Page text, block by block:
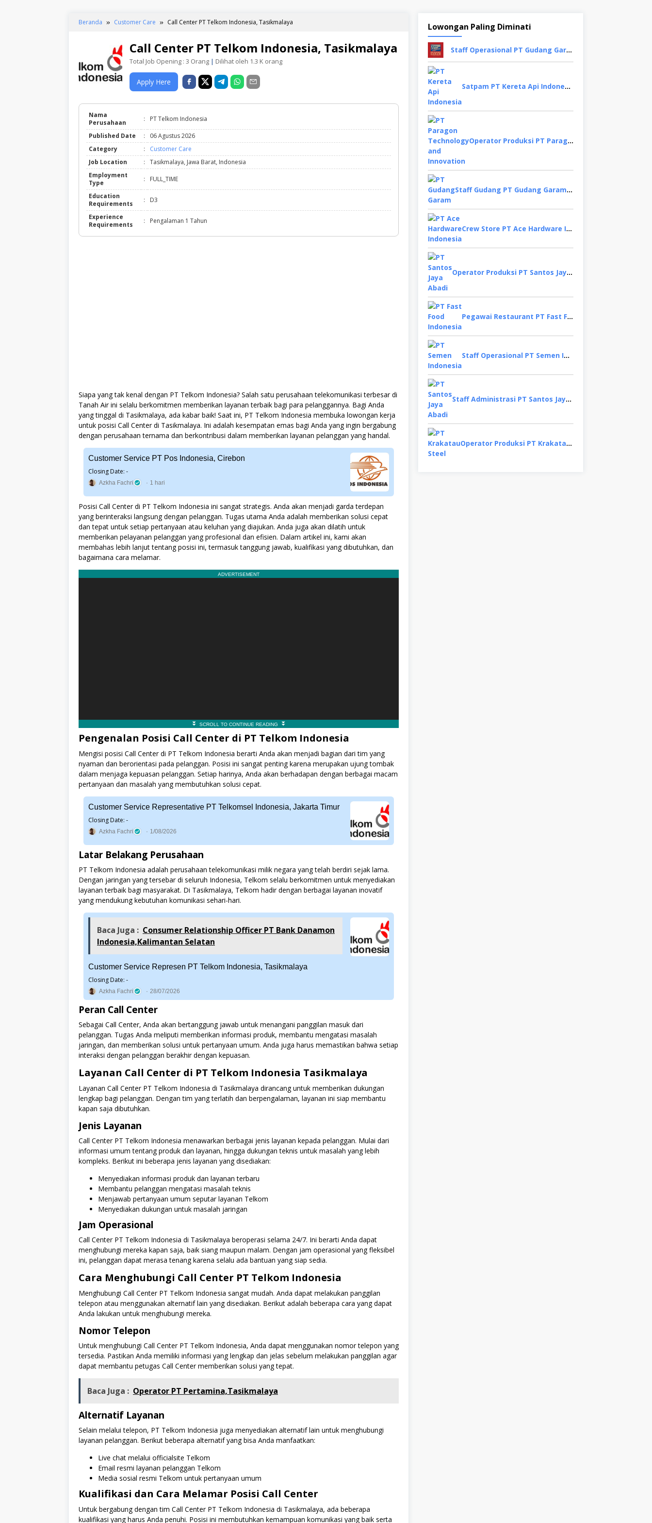
Beranda Customer Care Call Center PT Telkom Indonesia, Tasikmalaya
Call Center PT Telkom Indonesia, Tasikmalaya
Total Job Opening : 3 Orang | Dilihat oleh 1.3 K orang
Apply Here
Nama
Perusahaan
: PT Telkom Indonesia
Published Date :
06 Agustus 2026
Category
:
Customer Care
Job Location
:
Tasikmalaya, Jawa Barat, Indonesia
Employment
Type
: FULL_TIME
Education
Requirements
: D3
Experience
Requirements
: Pengalaman 1 Tahun
Siapa yang tak kenal dengan PT Telkom Indonesia? Salah satu perusahaan telekomunikasi terbesar di
Tanah Air ini selalu berkomitmen memberikan layanan terbaik bagi para pelanggannya. Bagi Anda
yang tinggal di Tasikmalaya, ada kabar baik! Saat ini, PT Telkom Indonesia membuka lowongan kerja
untuk posisi Call Center di Tasikmalaya. Ini adalah kesempatan emas bagi Anda yang ingin bergabung
dengan perusahaan ternama dan berkontribusi dalam memberikan layanan pelanggan yang handal.
Customer Service PT Pos Indonesia, Cirebon
Closing Date: -
Azkha Fachri 1 hari
Posisi Call Center di PT Telkom Indonesia ini sangat strategis. Anda akan menjadi garda terdepan
yang berinteraksi langsung dengan pelanggan. Tugas utama Anda adalah memberikan solusi cepat
dan tepat untuk setiap pertanyaan atau keluhan yang diajukan. Anda juga akan dilatih untuk
memberikan pelayanan pelanggan yang profesional dan efisien. Dalam artikel ini, kami akan
membahas lebih lanjut tentang posisi ini, termasuk tanggung jawab, kualifikasi yang dibutuhkan, dan
bagaimana cara melamar.
Pengenalan Posisi Call Center di PT Telkom Indonesia
Mengisi posisi Call Center di PT Telkom Indonesia berarti Anda akan menjadi bagian dari tim yang
nyaman dan berorientasi pada pelanggan. Posisi ini sangat penting karena merupakan ujung tombak
dalam menjaga kepuasan pelanggan. Setiap harinya, Anda akan berhadapan dengan berbagai macam
pertanyaan dan masalah yang membutuhkan solusi cepat.
Customer Service Representative PT Telkomsel Indonesia, Jakarta Timur
Closing Date: -
Azkha Fachri 1/08/2026
Latar Belakang Perusahaan
PT Telkom Indonesia adalah perusahaan telekomunikasi milik negara yang telah berdiri sejak lama.
Dengan jaringan yang tersebar di seluruh Indonesia, Telkom selalu berkomitmen untuk menyediakan
layanan terbaik bagi masyarakat. Di Tasikmalaya, Telkom hadir dengan berbagai layanan inovatif
yang mendukung kebutuhan komunikasi sehari-hari.
Baca Juga : Consumer Relationship Officer PT Bank Danamon
Indonesia,Kalimantan Selatan
Customer Service Represen PT Telkom Indonesia, Tasikmalaya
Closing Date: -
Azkha Fachri 28/07/2026
Peran Call Center
Sebagai Call Center, Anda akan bertanggung jawab untuk menangani panggilan masuk dari
pelanggan. Tugas Anda meliputi memberikan informasi produk, membantu mengatasi masalah
jaringan, dan memberikan solusi untuk pertanyaan umum. Anda juga harus memastikan bahwa setiap
interaksi dengan pelanggan berakhir dengan kepuasan.
Layanan Call Center di PT Telkom Indonesia Tasikmalaya
Layanan Call Center PT Telkom Indonesia di Tasikmalaya dirancang untuk memberikan dukungan
lengkap bagi pelanggan. Dengan tim yang terlatih dan berpengalaman, layanan ini siap membantu
kapan saja dibutuhkan.
Jenis Layanan
Call Center PT Telkom Indonesia menawarkan berbagai jenis layanan kepada pelanggan. Mulai dari
informasi umum tentang produk dan layanan, hingga dukungan teknis untuk masalah yang lebih
kompleks. Berikut ini beberapa jenis layanan yang disediakan:
Menyediakan informasi produk dan layanan terbaru
Membantu pelanggan mengatasi masalah teknis
Menjawab pertanyaan umum seputar layanan Telkom
Menyediakan dukungan untuk masalah jaringan
Jam Operasional
Call Center PT Telkom Indonesia di Tasikmalaya beroperasi selama 24/7. Ini berarti Anda dapat
menghubungi mereka kapan saja, baik siang maupun malam. Dengan jam operasional yang fleksibel
ini, pelanggan dapat merasa tenang karena selalu ada bantuan yang siap sedia.
Cara Menghubungi Call Center PT Telkom Indonesia
Menghubungi Call Center PT Telkom Indonesia sangat mudah. Anda dapat melakukan panggilan
telepon atau menggunakan alternatif lain yang disediakan. Berikut adalah beberapa cara yang dapat
Anda lakukan untuk menghubungi mereka.
Nomor Telepon
Untuk menghubungi Call Center PT Telkom Indonesia, Anda dapat menggunakan nomor telepon yang
tersedia. Pastikan Anda memiliki informasi yang lengkap dan jelas sebelum melakukan panggilan agar
dapat membantu petugas Call Center memberikan solusi yang tepat.
Baca Juga : Operator PT Pertamina,Tasikmalaya
Alternatif Layanan
Selain melalui telepon, PT Telkom Indonesia juga menyediakan alternatif lain untuk menghubungi
layanan pelanggan. Berikut beberapa alternatif yang bisa Anda manfaatkan:
Live chat melalui officialsite Telkom
Email resmi layanan pelanggan Telkom
Media sosial resmi Telkom untuk pertanyaan umum
Kualifikasi dan Cara Melamar Posisi Call Center
Untuk bergabung dengan tim Call Center PT Telkom Indonesia di Tasikmalaya, ada beberapa
kualifikasi yang harus Anda penuhi. Posisi ini membutuhkan kemampuan komunikasi yang baik serta
Lowongan Paling Diminati
Staff Operasional PT Gudang Garam, Sidoarjo
Satpam PT Kereta Api Indonesia,Bogor
Operator Produksi PT Paragon Technology and Innovation, Tangerang
Staff Gudang PT Gudang Garam, Kediri
Crew Store PT Ace Hardware Indonesia, Bekasi
Operator Produksi PT Santos Jaya Abadi, Semarang
Pegawai Restaurant PT Fast Food Indonesia, Surabaya
Staff Operasional PT Semen Indonesia, Tuban
Staff Administrasi PT Santos Jaya Abadi, Sidoarjo
Operator Produksi PT Krakatau Steel, Binjai